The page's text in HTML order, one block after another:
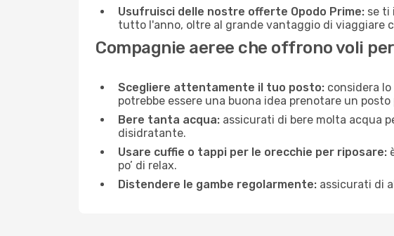
Usufruisci delle nostre offerte Opodo Prime: se ti
tutto l'anno, oltre al grande vantaggio di viaggiare
Compagnie aeree che offrono voli
Scegliere attentamente il tuo posto: considera
potrebbe essere una buona idea prenotare un
Bere tanta acqua: assicurati di bere molta acqua
disidratante.
Usare cuffie o tappi per le orecchie per riposare:
po’ di relax.
Distendere le gambe regolarmente: assicurati di